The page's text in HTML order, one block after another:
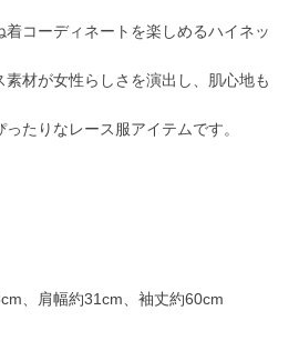
着コーディネートを楽しめるハイネッ
材が女性らしさを演出し、肌心地も
たりなレース服アイテムです。
、肩幅約31cm、袖丈約60cm